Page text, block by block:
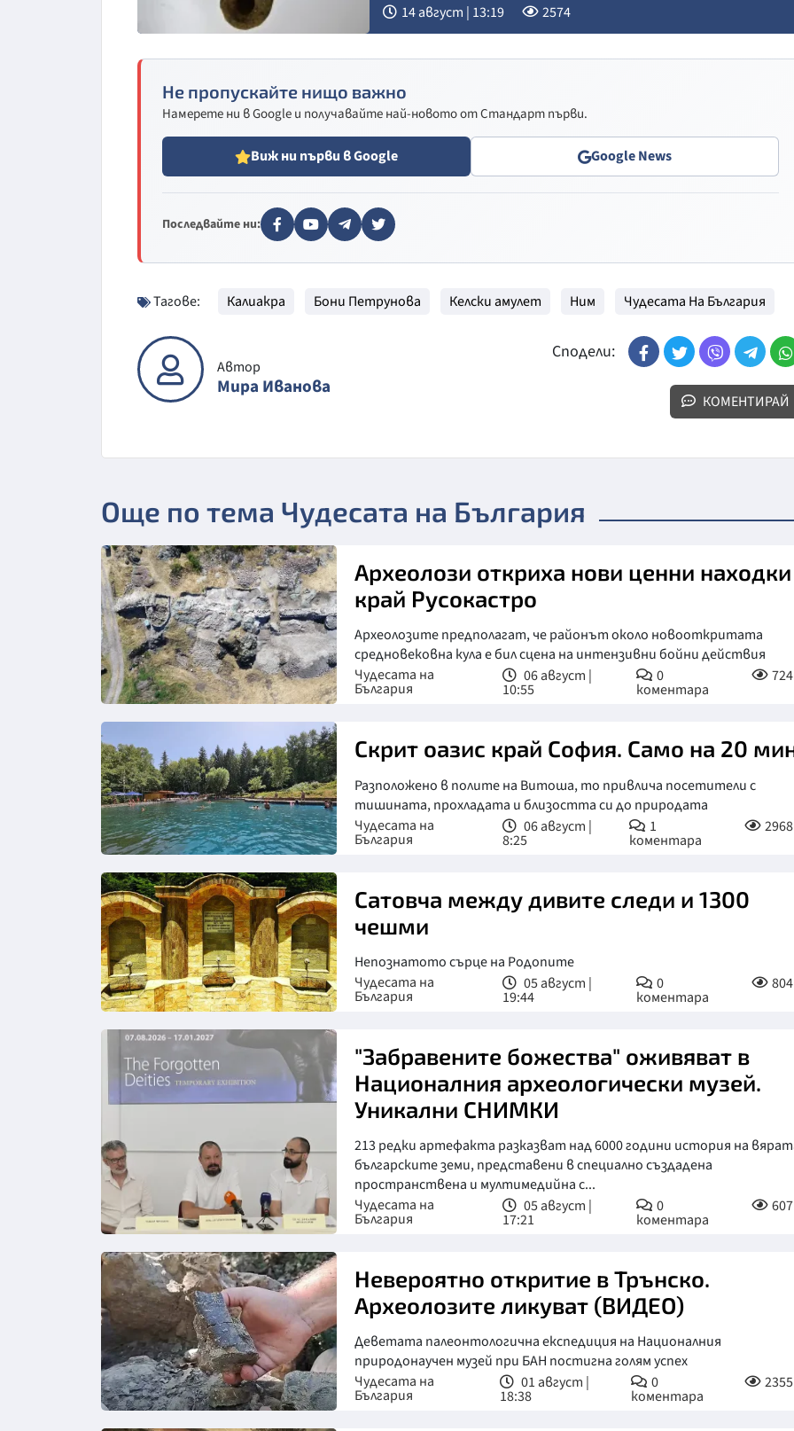
14 август | 13:19 2574
Не пропускайте нищо важно
Намерете ни в Google и получавайте най-новото от Стандарт първи.
Виж ни първи в Google Google News
Последвайте ни:
Тагове: Калиакра Бони Петрунова Келски амулет Ним Чудесата На България
Автор
Мира Иванова
Сподели:
КОМЕНТИРАЙ
Още по тема Чудесата на България
Археолози откриха нови ценни находки
край Русокастро
Археолозите предполагат, че районът около новооткритата
средновековна кула е бил сцена на интензивни бойни действия
Чудесата на
България
06 август |
10:55
0
коментара
724
Скрит оазис край София. Само на 20
Разположено в полите на Витоша, то привлича посетители с
тишината, прохладата и близостта си до природата
Чудесата на
България
06 август |
8:25
1
коментара
2968
Сатовча между дивите следи и 1300
чешми
Непознатото сърце на Родопите
Чудесата на
България
05 август |
19:44
0
коментара
804
"Забравените божества" оживяват в
Националния археологически музей.
Уникални СНИМКИ
213 редки артефакта разказват над 6000 години история на
българските земи, представени в специално създадена
пространствена и мултимедийна с...
Чудесата на
България
05 август |
17:21
0
коментара
607
Невероятно откритие в Трънско.
Археолозите ликуват (ВИДЕО)
Деветата палеонтологична експедиция на Националния
природонаучен музей при БАН постигна голям успех
Чудесата на
България
01 август |
18:38
0
коментара
2355